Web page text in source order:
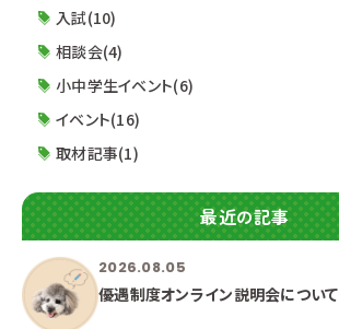
入試(10)
相談会(4)
小中学生イベント(6)
イベント(16)
取材記事(1)
最近の記事
2026.08.05
優遇制度オンライン説明会について